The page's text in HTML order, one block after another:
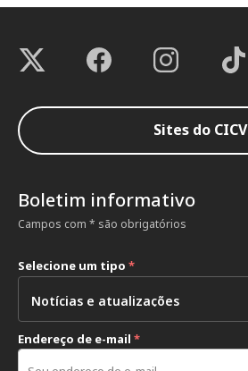
Sites do CICV
Boletim informativo
Campos com * são obrigatórios
Selecione um tipo *
Endereço de e-mail *